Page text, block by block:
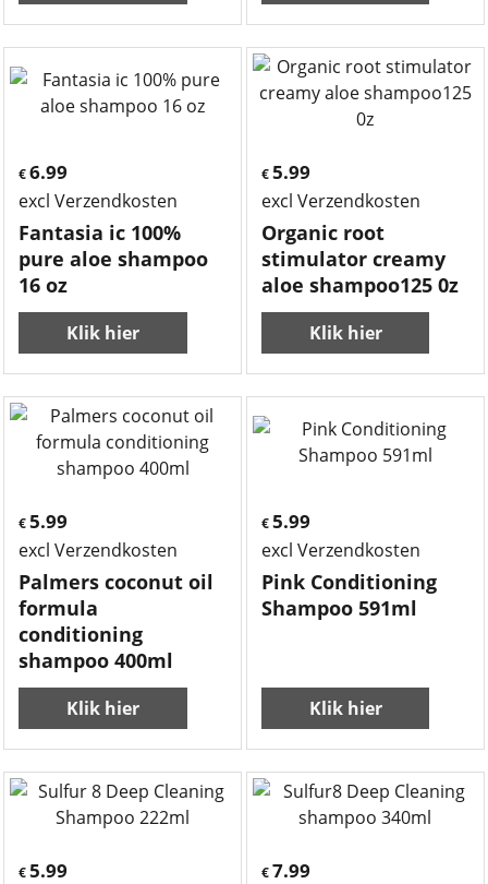
€ 6.99
excl Verzendkosten
Fantasia ic 100%
pure aloe shampoo
16 oz
Klik hier
€5.99
excl Verzendkosten
Organic root
stimulator creamy
aloe shampoo125 0z
Klik hier
€ 5.99
excl Verzendkosten
Palmers coconut oil
formula
conditioning
shampoo 400ml
Klik hier
€5.99
excl Verzendkosten
Pink Conditioning
Shampoo 591ml
Klik hier
€ 5.99 €7.99